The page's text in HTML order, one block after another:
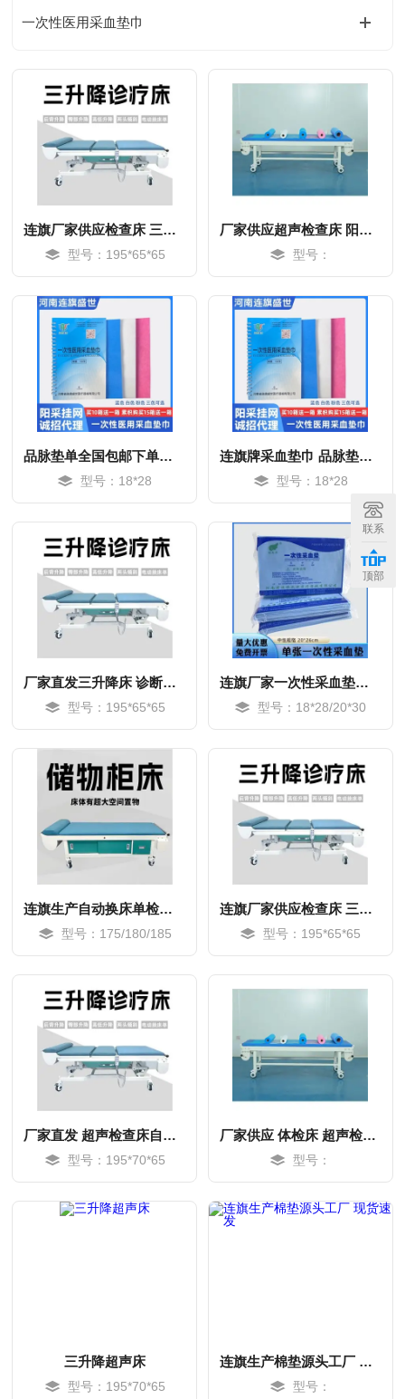
一次性医用采血垫巾
连旗厂家供应检查床 三升降床 货源充足
型号：195*65*65
厂家供应超声检查床 阳采挂网诚招代理
型号：
品脉垫单全国包邮下单即发
型号：18*28
连旗牌采血垫巾 品脉垫单下单即发 干净卫生
型号：18*28
厂家直发三升降床 诊断床 货源充足
型号：195*65*65
连旗厂家一次性采血垫巾，抽血窗口专用
型号：18*28/20*30
连旗生产自动换床单检查 储物柜超声床
型号：175/180/185
连旗厂家供应检查床 三升降床
型号：195*65*65
厂家直发 超声检查床自动过纸诊断床
型号：195*70*65
厂家供应 体检床 超声检查床 诚招全国代理
型号：
三升降超声床
型号：195*70*65
连旗生产棉垫源头工厂 现货速发
型号：
联系
顶部